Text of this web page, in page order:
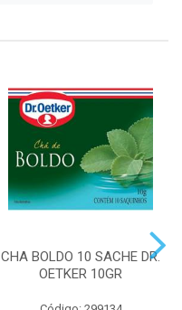
CHA BOLDO 10 SACHE DR.
OETKER 10GR